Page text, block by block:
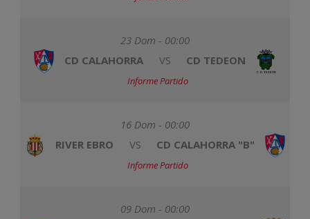
23 Dom - 00:00
CD CALAHORRA
VS CD TEDEON
Informe Partido
16 Dom - 00:00
RIVER EBRO
VS CD CALAHORRA "B"
Informe Partido
09 Dom - 00:00